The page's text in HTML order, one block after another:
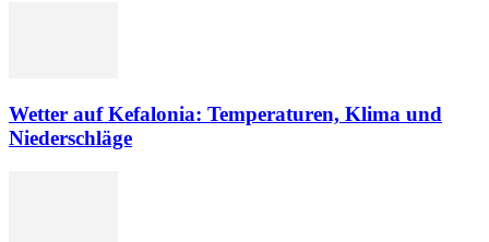
Wetter auf Kefalonia: Temperaturen, Klima und
Niederschläge